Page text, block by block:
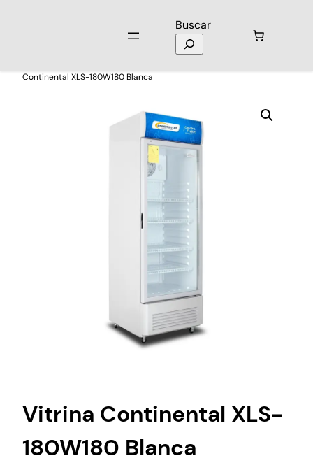
Buscar
Continental XLS-180W180 Blanca
Vitrina Continental XLS-
180W180 Blanca